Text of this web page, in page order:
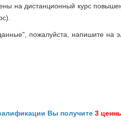
на дистанционный курс
пожалуйста, напишите на
Вы получите 3